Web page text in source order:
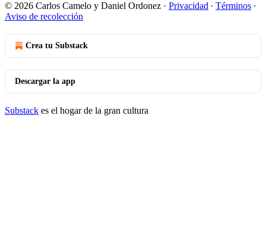
© 2026 Carlos Camelo y Daniel Ordonez · Privacidad ∙ Términos ∙
Aviso de recolección
Crea tu Substack
Descargar la app
Substack es el hogar de la gran cultura